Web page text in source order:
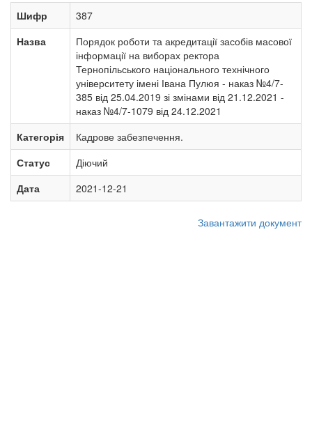
Шифр
387
Назва
Порядок роботи та акредитації засобів масової
інформації на виборах ректора
Тернопільського національного технічного
університету імені Івана Пулюя - наказ №4/7-
385 від 25.04.2019 зі змінами від 21.12.2021 -
наказ №4/7-1079 від 24.12.2021
Категорія
Кадрове забезпечення.
Статус
Діючий
Дата
2021-12-21
Завантажити документ